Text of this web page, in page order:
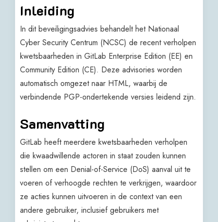
Inleiding
In dit beveiligingsadvies behandelt het Nationaal
Cyber Security Centrum (NCSC) de recent verholpen
kwetsbaarheden in GitLab Enterprise Edition (EE) en
Community Edition (CE). Deze advisories worden
automatisch omgezet naar HTML, waarbij de
verbindende PGP-ondertekende versies leidend zijn.
Samenvatting
GitLab heeft meerdere kwetsbaarheden verholpen
die kwaadwillende actoren in staat zouden kunnen
stellen om een Denial-of-Service (DoS) aanval uit te
voeren of verhoogde rechten te verkrijgen, waardoor
ze acties kunnen uitvoeren in de context van een
andere gebruiker, inclusief gebruikers met